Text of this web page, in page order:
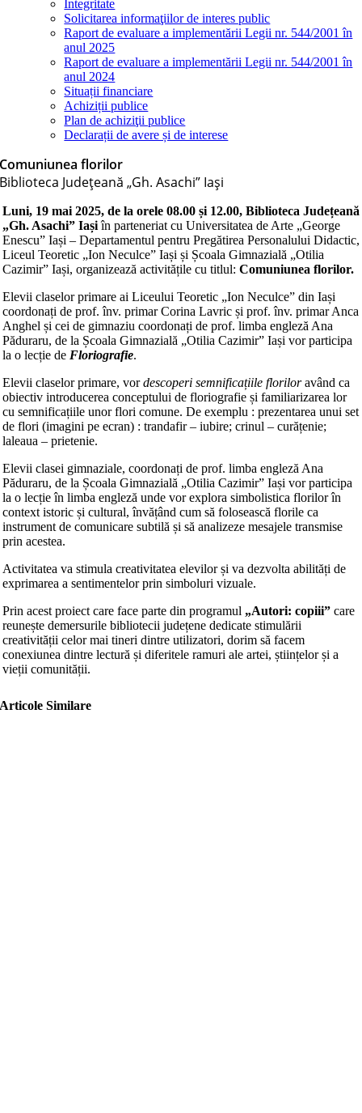
Integritate
Solicitarea informaţiilor de interes public
Raport de evaluare a implementării Legii nr. 544/2001 în
anul 2025
Raport de evaluare a implementării Legii nr. 544/2001 în
anul 2024
Situații financiare
Achiziții publice
Plan de achiziţii publice
Declarații de avere și de interese
Comuniunea florilor
Biblioteca Judeţeană „Gh. Asachi” Iaşi
Luni, 19 mai 2025, de la orele 08.00 și 12.00, Biblioteca Județeană
„Gh. Asachi” Iași în parteneriat cu Universitatea de Arte „George
Enescu” Iași – Departamentul pentru Pregătirea Personalului Didactic,
Liceul Teoretic „Ion Neculce” Iași și Școala Gimnazială „Otilia
Cazimir” Iași, organizează activitățile cu titlul: Comuniunea florilor.
Elevii claselor primare ai Liceului Teoretic „Ion Neculce” din Iași
coordonați de prof. înv. primar Corina Lavric și prof. înv. primar Anca
Anghel și cei de gimnaziu coordonați de prof. limba engleză Ana
Păduraru, de la Școala Gimnazială „Otilia Cazimir” Iași vor participa
la o lecție de Floriografie.
Elevii claselor primare, vordescoperi semnificațiile floriloravând ca
obiectiv introducerea conceptului de floriografie și familiarizarea lor
cu semnificațiile unor flori comune. De exemplu : prezentarea unui set
de flori (imagini pe ecran) : trandafir – iubire; crinul – curățenie;
laleaua – prietenie.
Elevii clasei gimnaziale, coordonați de prof. limba engleză Ana
Păduraru, de la Școala Gimnazială „Otilia Cazimir” Iași vor participa
la o lecție în limba engleză unde vor explora simbolistica florilor în
context istoric și cultural, învățând cum să folosească florile ca
instrument de comunicare subtilă și să analizeze mesajele transmise
prin acestea.
Activitatea va stimula creativitatea elevilor și va dezvolta abilități de
exprimarea a sentimentelor prin simboluri vizuale.
Prin acest proiect care face parte din programul „Autori: copiii” care
reunește demersurile bibliotecii județene dedicate stimulării
creativității celor mai tineri dintre utilizatori, dorim să facem
conexiunea dintre lectură și diferitele ramuri ale artei, științelor și a
vieții comunității.
Articole Similare